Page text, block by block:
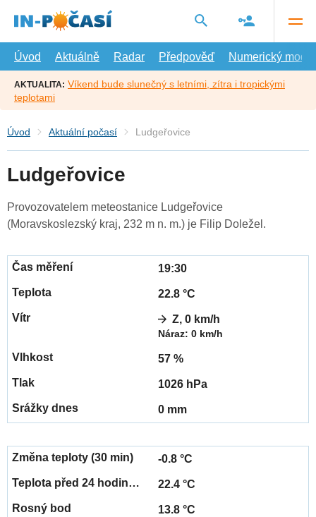
hlavní
Úvod
Aktuálně Radar Předpověď Numerický model
AKTUALITA: Víkend bude slunečný s letními, zítra i tropickými
teplotami
Úvod Aktuální počasí Ludgeřovice
Ludgeřovice
Provozovatelem meteostanice Ludgeřovice
(Moravskoslezský kraj, 232 m n. m.) je Filip Doležel.
19:30
22.8 °C
Z, 0 km/h
Náraz: 0 km/h
57 %
1026 hPa
0 mm
-0.8 °C
22.4 °C
13.8 °C